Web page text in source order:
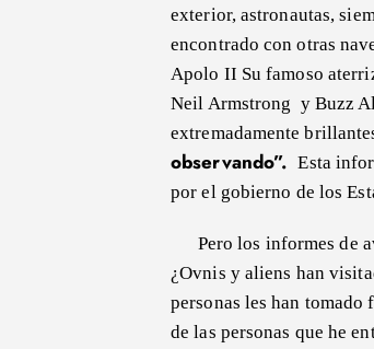
exterior, astronautas,
encontrado con otras
Apolo II Su famoso
Neil Armstrong y Buzz
extremadamente
observando”.Esta
por el gobierno de los
Pero los informes de
¿Ovnis y aliens han
personas les han tomado
de las personas que he